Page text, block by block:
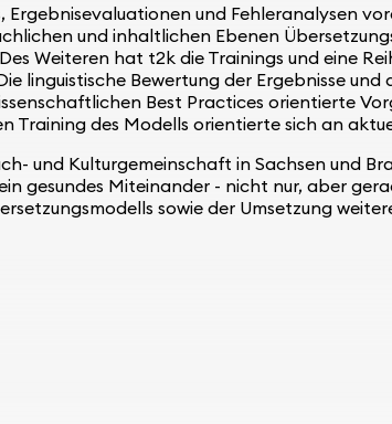
und Fehleranalysen
und inhaltlichen Ebenen
Weiteren hat t2k die Trainings und eine
Bewertung der Ergebnisse
Best Practices orientierte
Training des Modells orientierte sich an
und Kulturgemeinschaft in Sachsen und
gesundes Miteinander - nicht nur, aber
sowie der Umsetzung